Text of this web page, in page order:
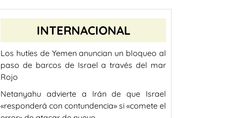
INTERNACIONAL
Los hutíes de Yemen anuncian un bloqueo al
paso de barcos de Israel a través del mar
Rojo
Netanyahu advierte a Irán de que Israel
«responderá con contundencia» si «comete el